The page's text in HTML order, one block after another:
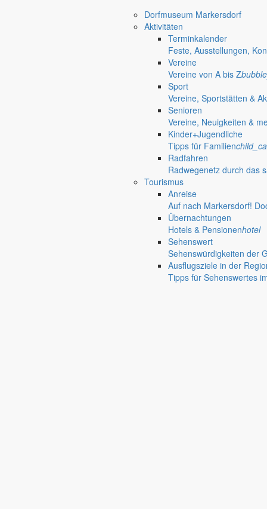
Dorfmuseum Markersdorf
Aktivitäten
Terminkalender
Feste, Ausstellungen,
Vereine
Vereine von A bis Z
Sport
Vereine, Sportstätten &
Senioren
Vereine, Neuigkeiten &
Kinder+Jugendliche
Tipps für Familien
Radfahren
Radwegenetz durch das
Tourismus
Anreise
Auf nach Markersdorf!
Übernachtungen
Hotels & Pensionenhotel
Sehenswert
Sehenswürdigkeiten der
Ausflugsziele in der
Tipps für Sehenswertes
Dorf- und Sportfest Friedersdorf
Unser Beratungsbus in Markersdorf
70 Jahre Jubiläumsturniere
Kinderhaus „Wirbelwind“ lädt regelmäßig zur Schnupper- und
Spielend die Kinderkrippe kennenlernen
Das Kinderhaus „Wirbelwind“ lädt Kinder von null bis drei Jahren
An zentralen Punkten in der Gemeinde Markersdorf